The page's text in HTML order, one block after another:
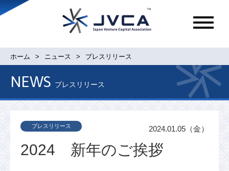
メ
ュ
ホーム ニュース プレスリリース
NEWS プレスリリース
2024 新年のご挨拶
プレスリリース 2024.01.05（金）